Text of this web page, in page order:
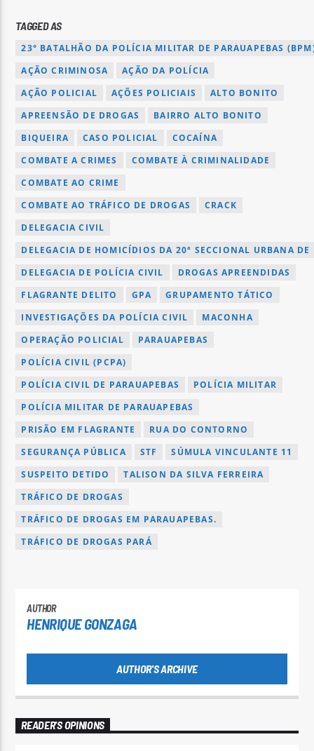
TAGGED AS
23° BATALHÃO DA POLÍCIA MILITAR DE PARAUAPEBAS
AÇÃO CRIMINOSA
AÇÃO DA POLÍCIA
AÇÃO POLICIAL
AÇÕES POLICIAIS
ALTO BONITO
APREENSÃO DE DROGAS
BAIRRO ALTO BONITO
BIQUEIRA
CASO POLICIAL
COCAÍNA
COMBATE A CRIMES
COMBATE À CRIMINALIDADE
COMBATE AO CRIME
COMBATE AO TRÁFICO DE DROGAS
CRACK
DELEGACIA CIVIL
DELEGACIA DE HOMICÍDIOS DA 20ª SECCIONAL URBANA
DELEGACIA DE POLÍCIA CIVIL
DROGAS APREENDIDAS
FLAGRANTE DELITO
GPA
GRUPAMENTO TÁTICO
INVESTIGAÇÕES DA POLÍCIA CIVIL
MACONHA
OPERAÇÃO POLICIAL
PARAUAPEBAS
POLÍCIA CIVIL (PCPA)
POLÍCIA CIVIL DE PARAUAPEBAS
POLÍCIA MILITAR
POLÍCIA MILITAR DE PARAUAPEBAS
PRISÃO EM FLAGRANTE
RUA DO CONTORNO
SEGURANÇA PÚBLICA
STF
SÚMULA VINCULANTE 11
SUSPEITO DETIDO
TALISON DA SILVA FERREIRA
TRÁFICO DE DROGAS
TRÁFICO DE DROGAS EM PARAUAPEBAS.
TRÁFICO DE DROGAS PARÁ
AUTHOR
HENRIQUE GONZAGA
AUTHOR'S ARCHIVE
READER'S OPINIONS